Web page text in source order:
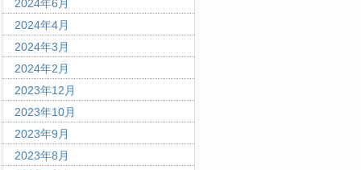
2024年6月
2024年4月
2024年3月
2024年2月
2023年12月
2023年10月
2023年9月
2023年8月